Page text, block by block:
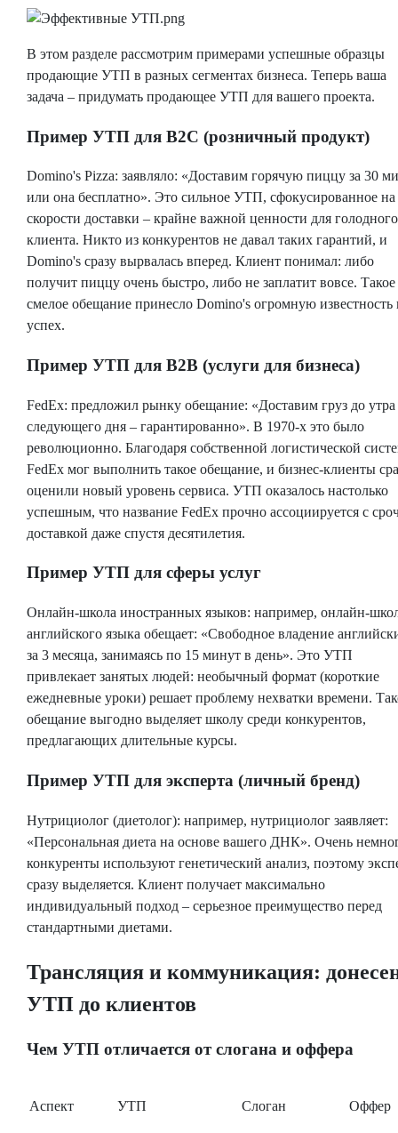
В этом разделе рассмотрим примерами успешные образцы
продающие УТП в разных сегментах бизнеса. Теперь ваша
задача – придумать продающее УТП для вашего проекта.
Пример УТП для B2C (розничный продукт)
Domino's Pizza: заявляло: «Доставим горячую пиццу за 30
или она бесплатно». Это сильное УТП, сфокусированное на
скорости доставки – крайне важной ценности для голодного
клиента. Никто из конкурентов не давал таких гарантий, и
Domino's сразу вырвалась вперед. Клиент понимал: либо
получит пиццу очень быстро, либо не заплатит вовсе. Такое
смелое обещание принесло Domino's огромную известность
успех.
Пример УТП для B2B (услуги для бизнеса)
FedEx: предложил рынку обещание: «Доставим груз до утра
следующего дня – гарантированно». В 1970-х это было
революционно. Благодаря собственной логистической
FedEx мог выполнить такое обещание, и бизнес-клиенты
оценили новый уровень сервиса. УТП оказалось настолько
успешным, что название FedEx прочно ассоциируется с
доставкой даже спустя десятилетия.
Пример УТП для сферы услуг
Онлайн-школа иностранных языков: например, онлайн-
английского языка обещает: «Свободное владение
за 3 месяца, занимаясь по 15 минут в день». Это УТП
привлекает занятых людей: необычный формат (короткие
ежедневные уроки) решает проблему нехватки времени.
обещание выгодно выделяет школу среди конкурентов,
предлагающих длительные курсы.
Пример УТП для эксперта (личный бренд)
Нутрициолог (диетолог): например, нутрициолог заявляет:
«Персональная диета на основе вашего ДНК». Очень
конкуренты используют генетический анализ, поэтому
сразу выделяется. Клиент получает максимально
индивидуальный подход – серьезное преимущество перед
стандартными диетами.
Трансляция и коммуникация:
УТП до клиентов
Чем УТП отличается от слогана и оффера
Аспект УТП Слоган Оффер